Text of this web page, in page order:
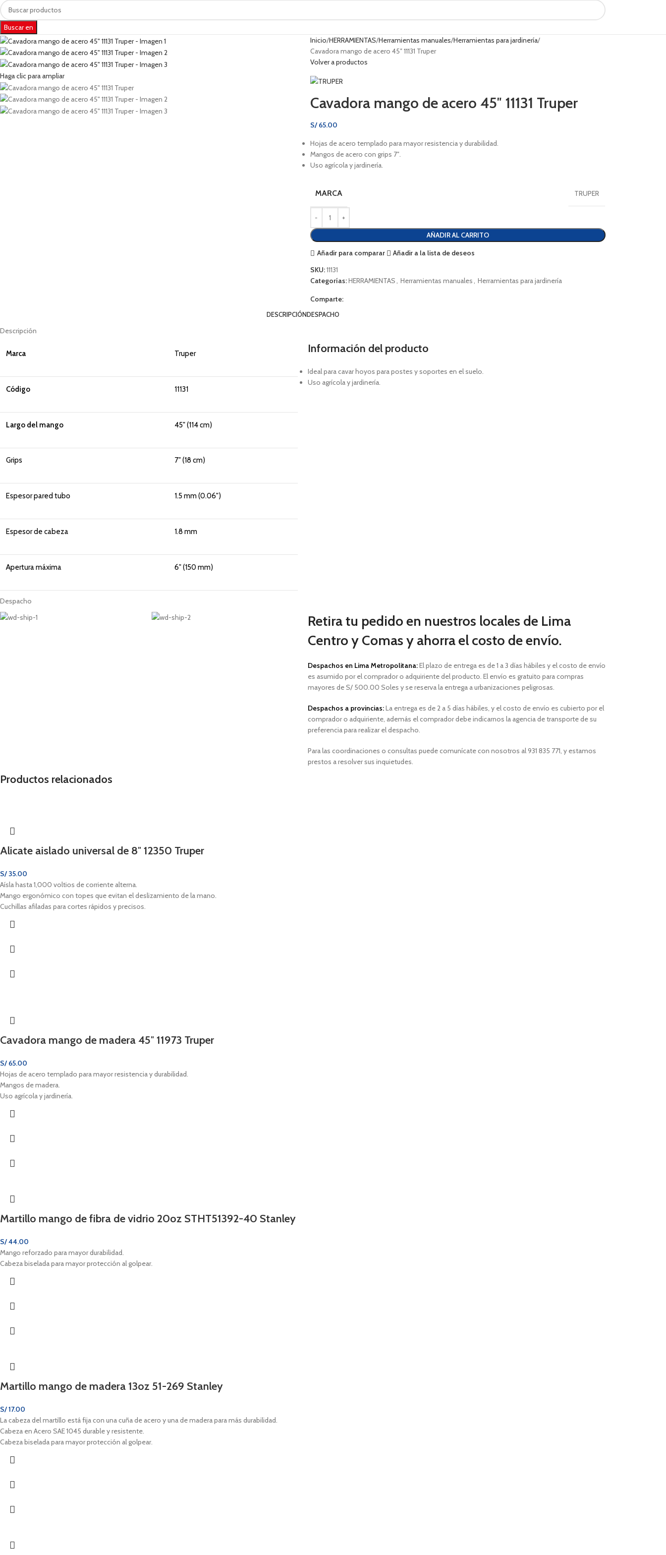
Buscar en
Haga clic para ampliar
Inicio HERRAMIENTAS Herramientas manuales Herramientas para jardinería
Cavadora mango de acero 45″ 11131 Truper
Volver a productos
Cavadora mango de acero 45″ 11131 Truper
S/65.00
Hojas de acero templado para mayor resistencia y durabilidad.
Mangos de acero con grips 7″.
Uso agrícola y jardinería.
MARCA TRUPER
AÑADIR AL CARRITO
Añadir para comparar
Añadir a la lista de deseos
SKU:11131
Categorías:HERRAMIENTAS Herramientas manuales Herramientas para jardinería
Comparte:
DESCRIPCIÓNDESPACHO
Descripción
Marca Truper
Código 11131
Largo del mango 45" (114 cm)
Grips 7" (18 cm)
Espesor pared tubo 1.5 mm (0.06")
Espesor de cabeza 1.8 mm
Apertura máxima 6" (150 mm)
Información del producto
Ideal para cavar hoyos para postes y soportes en el suelo.
Uso agrícola y jardinería.
Despacho
Retira tu pedido en nuestros locales de Lima
Centro y Comas y ahorra el costo de envío.
Despachos en Lima Metropolitana:El plazo de entrega es de 1 a 3 días hábiles y el costo de envío
es asumido por el comprador o adquiriente del producto. El envío es gratuito para compras
mayores de S/ 500.00 Soles yse reserva la entrega a urbanizaciones peligrosas.
Despachos a provincias:La entrega es de 2 a 5 días hábiles, y el costo de envío es cubierto por el
comprador o adquiriente, además el comprador debe indicarnos la agencia de transporte de su
preferencia para realizar el despacho.
Para las coordinaciones o consultas puede comunícate con nosotros al 931 835 771, y estamos
prestos a resolver sus inquietudes.
Productos relacionados
Alicate aislado universal de 8″ 12350 Truper
S/ 35.00
Aísla hasta 1,000 voltios de corriente alterna.
Mango ergonómico con topes que evitan el deslizamiento de la mano.
Cuchillas afiladas para cortes rápidos y precisos.
Cavadora mango de madera 45″ 11973 Truper
S/ 65.00
Hojas de acero templado para mayor resistencia y durabilidad.
Mangos de madera.
Uso agrícola y jardinería.
Martillo mango de fibra de vidrio 20oz STHT51392-40 Stanley
S/44.00
Mango reforzado para mayor durabilidad.
Cabeza biselada para mayor protección al golpear.
Martillo mango de madera 13oz 51-269 Stanley
S/17.00
La cabeza del martillo está fija con una cuña de acero y una de madera para más durabilidad.
Cabeza en Acero SAE 1045 durable y resistente.
Cabeza biselada para mayor protección al golpear.